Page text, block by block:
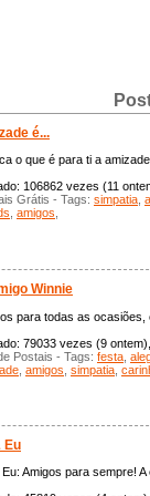
é...
o que é para ti a
106862 vezes (11
Grátis - Tags: simpatia
amigos
Winnie
para todas as
79033 vezes (9
Postais - Tags: festa
amigos simpatia
Eu
Amigos para sempre!